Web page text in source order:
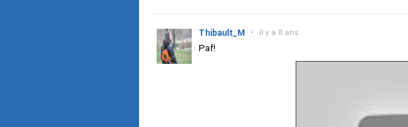
Thibault_M • il y a 8 ans
Paf!